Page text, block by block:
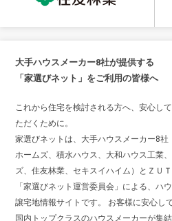
大手ハウスメーカー8社が提供する
「家選びネット」をご利用の皆様へ
これから住宅を検討される方へ、安心し
ただくために。
家選びネットは、大手ハウスメーカー8社
ホームズ、積水ハウス、大和ハウス工業
ズ、住友林業、セキスイハイム）とＺＵ
「家選びネット運営委員会」による、ハ
譲宅地情報サイトです。 お客様に安心し
国内トップクラスのハウスメーカーが集